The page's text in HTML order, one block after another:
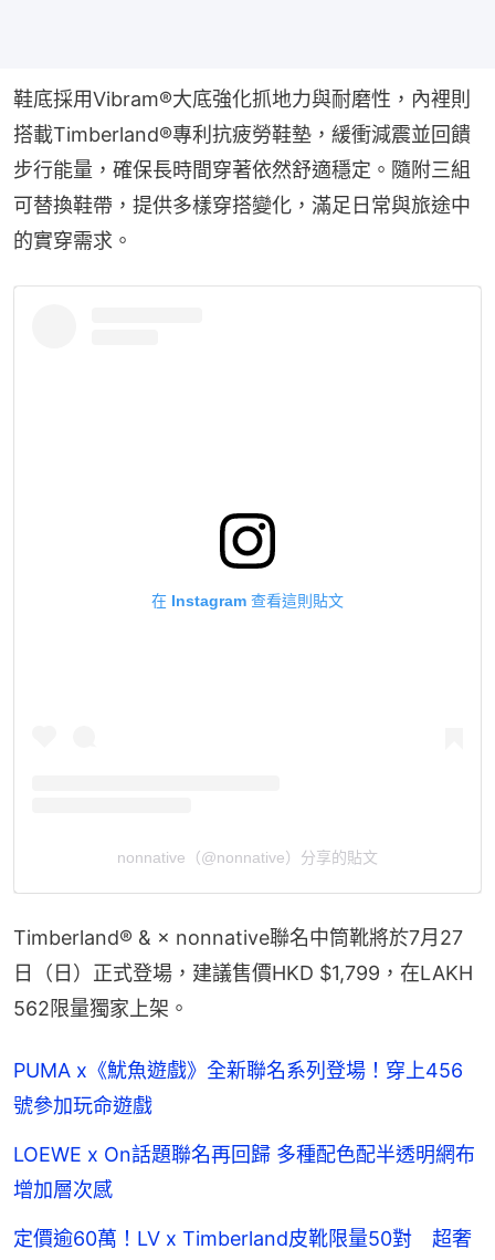
鞋底採用Vibram®大底強化抓地力與耐磨性，內裡則
搭載Timberland®專利抗疲勞鞋墊，緩衝減震並回饋
步行能量，確保長時間穿著依然舒適穩定。隨附三組
可替換鞋帶，提供多樣穿搭變化，滿足日常與旅途中
的實穿需求。
在 Instagram 查看這則貼文
nonnative（@nonnative）分享的貼文
Timberland® & × nonnative聯名中筒靴將於7月27
日（日）正式登場，建議售價HKD $1,799，在LAKH
562限量獨家上架。
PUMA x《魷魚遊戲》全新聯名系列登場！穿上456
號參加玩命遊戲
LOEWE x On話題聯名再回歸 多種配色配半透明網布
增加層次感
定價逾60萬！LV x Timberland皮靴限量50對 超奢